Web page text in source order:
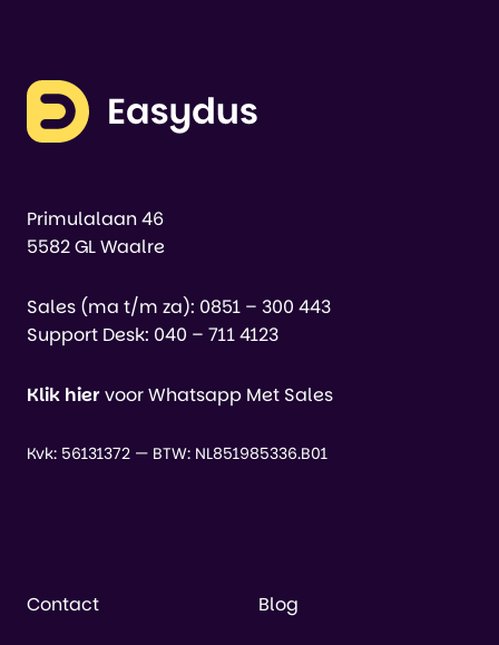
Primulalaan 46
5582 GL Waalre
Sales (ma t/m za): 0851 – 300 443
Support Desk: 040 – 711 4123
Klik hiervoor Whatsapp Met Sales
Kvk: 56131372 — BTW: NL851985336.B01
Contact Blog